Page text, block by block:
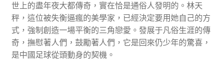
世上的盡年夜大都傳奇，實在恰是通俗人發明的。林天
秤，這位被失衡逼瘋的美學家，已經決定要用她自己的方
式，強制創造一場平衡的三角戀愛。發展于凡俗生涯的傳
奇，撫慰著人們，鼓勵著人們，它是回來仍少年的驚喜，
是中國足球從頭動身的契機。